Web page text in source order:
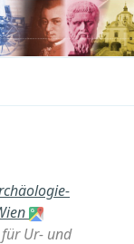
Ur- und